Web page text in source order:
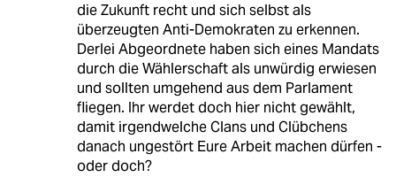
die Zukunft recht und sich selbst als
überzeugten Anti-Demokraten zu erkennen.
Derlei Abgeordnete haben sich eines Mandats
durch die Wählerschaft als unwürdig erwiesen
und sollten umgehend aus dem Parlament
fliegen. Ihr werdet doch hier nicht gewählt,
damit irgendwelche Clans und Clübchens
danach ungestört Eure Arbeit machen dürfen -
oder doch?